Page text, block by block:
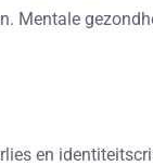
Mentale
en